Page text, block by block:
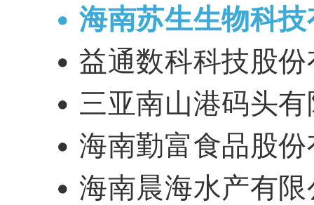
•海南苏生生物科
• 益通数科科技股
• 三亚南山港码头
•海南勤富食品股
•海南晨海水产有限